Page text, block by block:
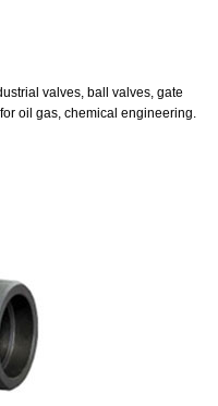
valves, ball valves, gate
oil gas, chemical engineering.